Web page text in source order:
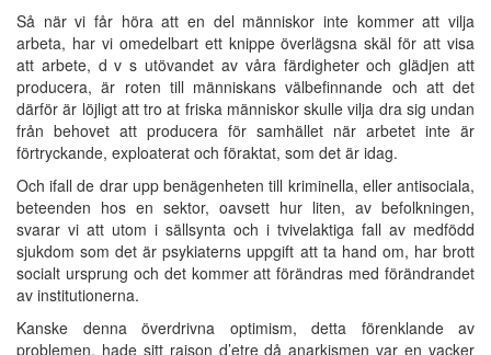
Så när vi får höra att en del människor inte kommer att vilja
arbeta, har vi omedelbart ett knippe överlägsna skäl för att visa
att arbete, d v s utövandet av våra färdigheter och glädjen att
producera, är roten till människans välbefinnande och att det
därför är löjligt att tro at friska människor skulle vilja dra sig undan
från behovet att producera för samhället när arbetet inte är
förtryckande, exploaterat och föraktat, som det är idag.
Och ifall de drar upp benägenheten till kriminella, eller antisociala,
beteenden hos en sektor, oavsett hur liten, av befolkningen,
svarar vi att utom i sällsynta och i tvivelaktiga fall av medfödd
sjukdom som det är psykiaterns uppgift att ta hand om, har brott
socialt ursprung och det kommer att förändras med förändrandet
av institutionerna.
Kanske denna överdrivna optimism, detta förenklande av
problemen, hade sitt raison d’etre då anarkismen var en vacker